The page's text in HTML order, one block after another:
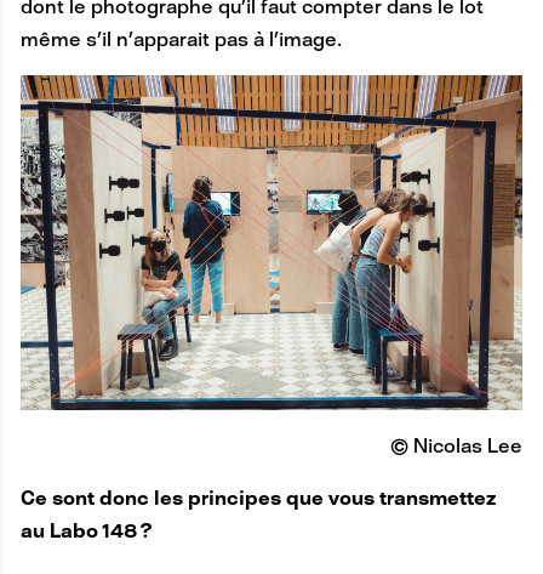
dont le photographe qu’il faut compter dans le lot
même s’il n’apparait pas à l’image.
© Nicolas Lee
Ce sont donc les principes que vous transmettez
au Labo 148 ?